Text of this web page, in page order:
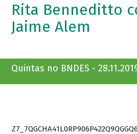
Rita Benneditto
Jaime Alem
Quintas no BNDES -